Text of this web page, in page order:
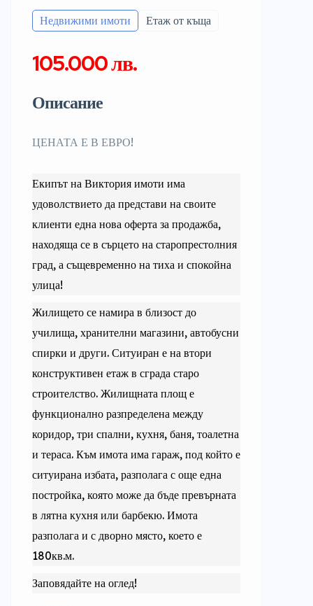
Недвижими имоти Етаж от къща
105.000 лв.
Описание
ЦЕНАТА Е В ЕВРО!
Екипът на Виктория имоти има
удоволствието да представи на своите
клиенти една нова оферта за продажба,
находяща се в сърцето на старопрестолния
град, а същевременно на тиха и спокойна
улица!
Жилището се намира в близост до
училища, хранителни магазини, автобусни
спирки и други. Ситуиран е на втори
конструктивен етаж в сграда старо
строителство. Жилищната площ е
функционално разпределена между
коридор, три спални, кухня, баня, тоалетна
и тераса. Към имота има гараж, под който е
ситуирана избата, разполага с още една
постройка, която може да бъде превърната
в лятна кухня или барбекю. Имота
разполага и с дворно място, което е
180кв.м.
Заповядайте на оглед!